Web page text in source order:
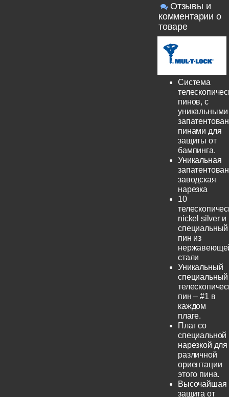
Отзывы и
комментарии о
товаре
Система
пинов, с
уникальными
пинами для
защиты от
бампинга.
Уникальная
заводская
нарезка
10
nickel silver и
специальный
пин из
стали
Уникальный
специальный
пин – #1 в
каждом
плаге.
Плаг со
специальной
нарезкой для
различной
ориентации
этого пина.
Высочайшая
защита от